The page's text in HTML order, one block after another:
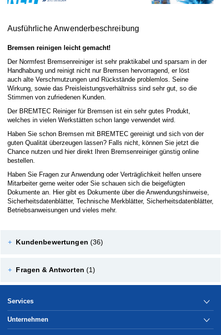
Ausführliche Anwenderbeschreibung
Bremsen reinigen leicht gemacht!
Der Normfest Bremsenreiniger ist sehr praktikabel und sparsam in der
Handhabung und reinigt nicht nur Bremsen hervorragend, er löst
auch alte Verschmutzungen und Rückstände problemlos. Seine
Wirkung, sowie das Preisleistungsverhältniss sind sehr gut, so die
Stimmen von zufriedenen Kunden.
Der BREMTEC Reiniger für Bremsen ist ein sehr gutes Produkt,
welches in vielen Werkstätten schon lange verwendet wird.
Haben Sie schon Bremsen mit BREMTEC gereinigt und sich von der
guten Qualität überzeugen lassen? Falls nicht, können Sie jetzt die
Chance nutzen und hier direkt Ihren Bremsenreiniger günstig online
bestellen.
Haben Sie Fragen zur Anwendung oder Verträglichkeit helfen unsere
Mitarbeiter gerne weiter oder Sie schauen sich die beigefügten
Dokumente an. Hier gibt es Dokumente über die Anwendungshinweise,
Sicherheitsdatenblätter, Technische Merkblätter, Sicherheitsdatenblätter,
Betriebsanweisungen und vieles mehr.
+ Kundenbewertungen (36)
+ Fragen & Antworten (1)
Services
Unternehmen